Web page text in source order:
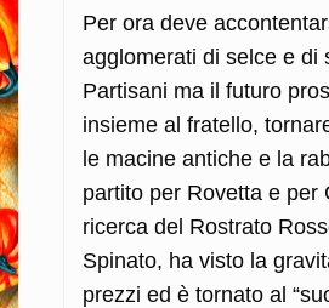
Per ora deve
agglomerati di selce e di
Partisani ma il futuro
insieme al fratello,
le macine antiche e la
partito per Rovetta e per
ricerca del Rostrato
Spinato, ha visto la
prezzi ed è tornato al